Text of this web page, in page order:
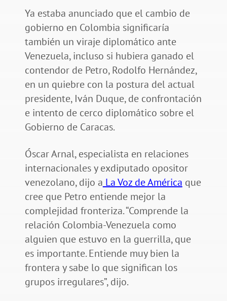
Ya estaba anunciado que el cambio de
gobierno en Colombia significaría
también un viraje diplomático ante
Venezuela, incluso si hubiera ganado el
contendor de Petro, Rodolfo Hernández,
en un quiebre con la postura del actual
presidente, Iván Duque, de confrontación
e intento de cerco diplomático sobre el
Gobierno de Caracas.
Óscar Arnal, especialista en relaciones
internacionales y exdiputado opositor
venezolano, dijo a La Voz de América que
cree que Petro entiende mejor la
complejidad fronteriza. “Comprende la
relación Colombia-Venezuela como
alguien que estuvo en la guerrilla, que
es importante. Entiende muy bien la
frontera y sabe lo que significan los
grupos irregulares”, dijo.